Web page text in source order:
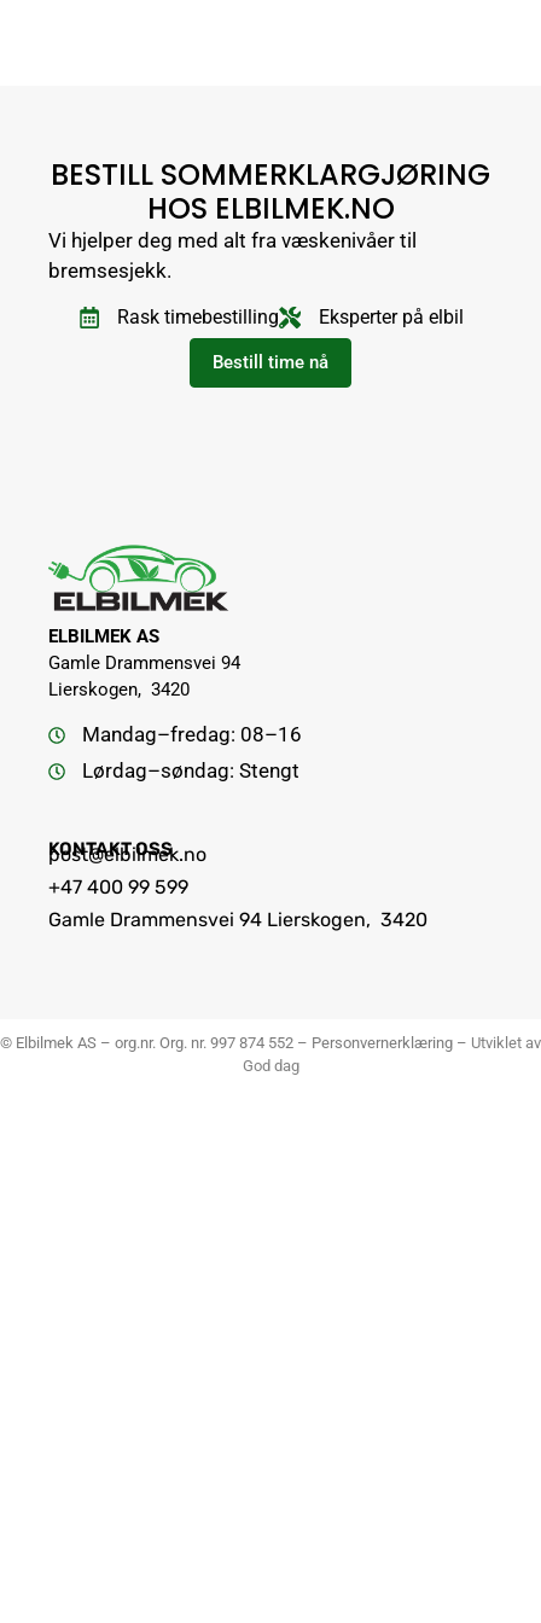
BESTILL SOMMERKLARGJØRING
HOS ELBILMEK.NO
Vi hjelper deg med alt fra væskenivåer til
bremsesjekk.
Rask timebestilling Eksperter på elbil
Bestill time nå
ELBILMEK AS
Gamle Drammensvei 94
Lierskogen, 3420
Mandag–fredag: 08–16
Lørdag–søndag: Stengt
KONTAKT OSS
post@elbilmek.no
+47 400 99 599
Gamle Drammensvei 94 Lierskogen, 3420
© Elbilmek AS – org.nr. Org. nr. 997 874 552 – Personvernerklæring – Utviklet av
God dag